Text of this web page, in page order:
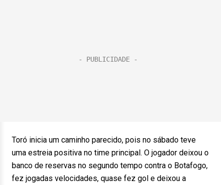
Toró inicia um caminho parecido, pois no sábado teve
uma estreia positiva no time principal. O jogador deixou o
banco de reservas no segundo tempo contra o Botafogo,
fez jogadas velocidades, quase fez gol e deixou a